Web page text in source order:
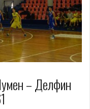
– Делфин